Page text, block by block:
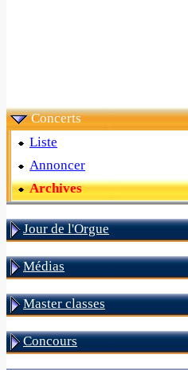
Concerts
Liste
Annoncer
Archives
Jour de l'Orgue
Médias
Master classes
Concours